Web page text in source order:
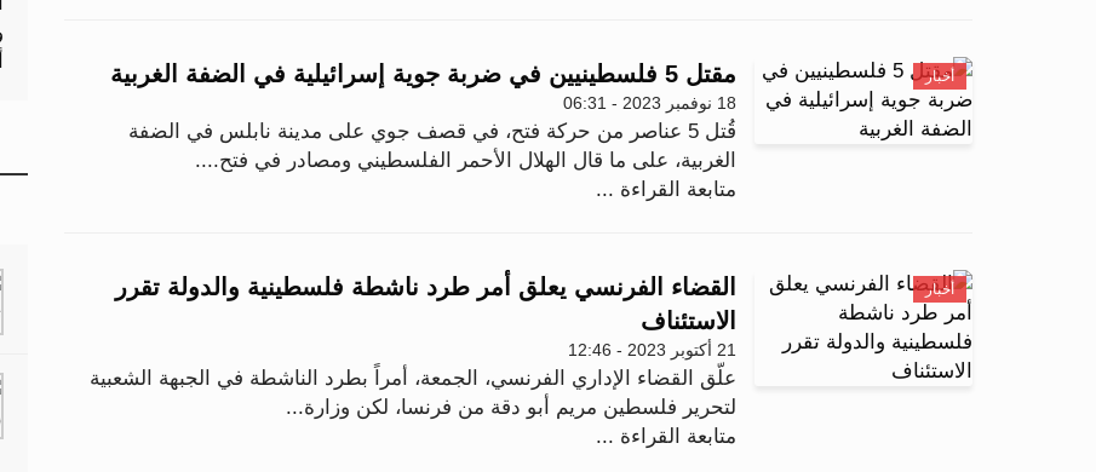
أخبار مقتل 5 فلسطينيين في ضربة جوية إسرائيلية في الضفة الغربية
18 نوفمبر 2023 - 06:31
قُتل 5 عناصر من حركة فتح، في قصف جوي على مدينة نابلس في الضفة
الغربية، على ما قال الهلال الأحمر الفلسطيني ومصادر في فتح....
متابعة القراءة ...
أخبار
القضاء الفرنسي يعلق أمر طرد ناشطة فلسطينية والدولة تقرر
الاستئناف
21 أكتوبر 2023 - 12:46
علّق القضاء الإداري الفرنسي، الجمعة، أمراً بطرد الناشطة في الجبهة الشعبية
لتحرير فلسطين مريم أبو دقة من فرنسا، لكن وزارة...
متابعة القراءة ...